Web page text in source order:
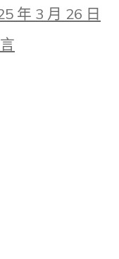
年 3 月 26 日